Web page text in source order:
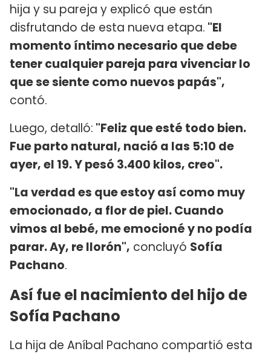
hija y su pareja y explicó que están
disfrutando de esta nueva etapa. "El
momento íntimo necesario que debe
tener cualquier pareja para vivenciar lo
que se siente como nuevos papás",
contó.
Luego, detalló: "Feliz que esté todo bien.
Fue parto natural, nació a las 5:10 de
ayer, el 19. Y pesó 3.400 kilos, creo".
"La verdad es que estoy así como muy
emocionado, a flor de piel. Cuando
vimos al bebé, me emocioné y no podía
parar. Ay, re llorón", concluyó Sofía
Pachano.
Así fue el nacimiento del hijo de
Sofía Pachano
La hija de Aníbal Pachano compartió esta